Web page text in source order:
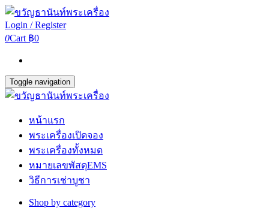
Login / Register
0Cart ฿0
Toggle navigation
หน้าแรก
พระเครื่องเปิดจอง
พระเครื่องทั้งหมด
หมายเลขพัสดุEMS
วิธีการเช่าบูชา
Shop by category